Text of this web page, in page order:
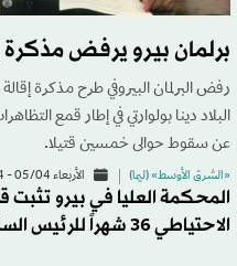
برلمان بيرو يرفض مذكرة
رفض البرلمان البيروفي طرح مذكرة
البلاد دينا بولوارتي في إطار قمع
عن سقوط حوالى خمسين قتيلا.
«الشرق الأوسط» (ليما) الأربعاء 05/04 - 08:34
المحكمة العليا في بيرو تثبت
الاحتياطي 36 شهراً للرئيس السابق